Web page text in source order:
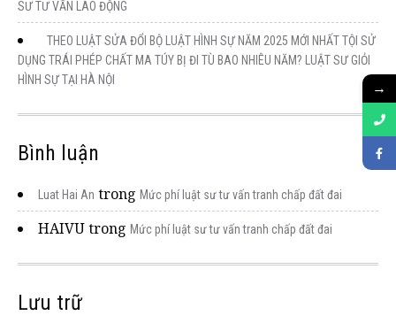
SƯ TƯ VẤN LAO ĐỘNG
THEO LUẬT SỬA ĐỔI BỘ LUẬT HÌNH SỰ NĂM 2025 MỚI NHẤT TỘI SỬ
DỤNG TRÁI PHÉP CHẤT MA TÚY BỊ ĐI TÙ BAO NHIÊU NĂM? LUẬT SƯ GIỎI
HÌNH SỰ TẠI HÀ NỘI
Bình luận
Luat Hai An trong Mức phí luật sư tư vấn tranh chấp đất đai
HAIVUtrong Mức phí luật sư tư vấn tranh chấp đất đai
Lưu trữ
→